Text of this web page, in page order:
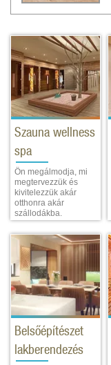
Szauna wellness
spa
Ön megálmodja, mi
megtervezzük és
kivitelezzük akár
otthonra akár
szállodákba.
Belsőépítészet
lakberendezés